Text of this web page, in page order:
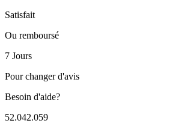
Satisfait
Ou remboursé
7 Jours
Pour changer d'avis
Besoin d'aide?
52.042.059